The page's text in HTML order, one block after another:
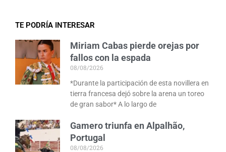
TE PODRÍA INTERESAR
Miriam Cabas pierde orejas por
fallos con la espada
08/08/2026
*Durante la participación de esta novillera en
tierra francesa dejó sobre la arena un toreo
de gran sabor* A lo largo de
Gamero triunfa en Alpalhão,
Portugal
08/08/2026